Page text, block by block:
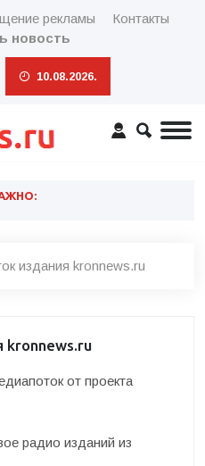
рекламы
Контакты
новость
10.08.2026.
издания kronnews.ru
kronnews.ru
от проекта
радио изданий из